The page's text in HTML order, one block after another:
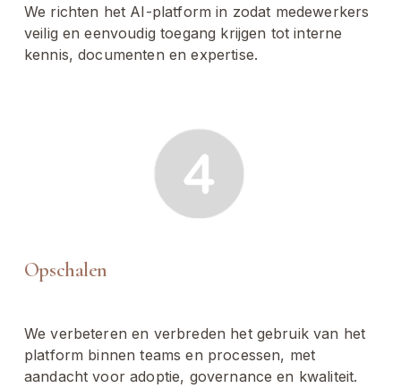
We richten het AI-platform in zodat medewerkers
veilig en eenvoudig toegang krijgen tot interne
kennis, documenten en expertise.
Opschalen
We verbeteren en verbreden het gebruik van het
platform binnen teams en processen, met
aandacht voor adoptie, governance en kwaliteit.